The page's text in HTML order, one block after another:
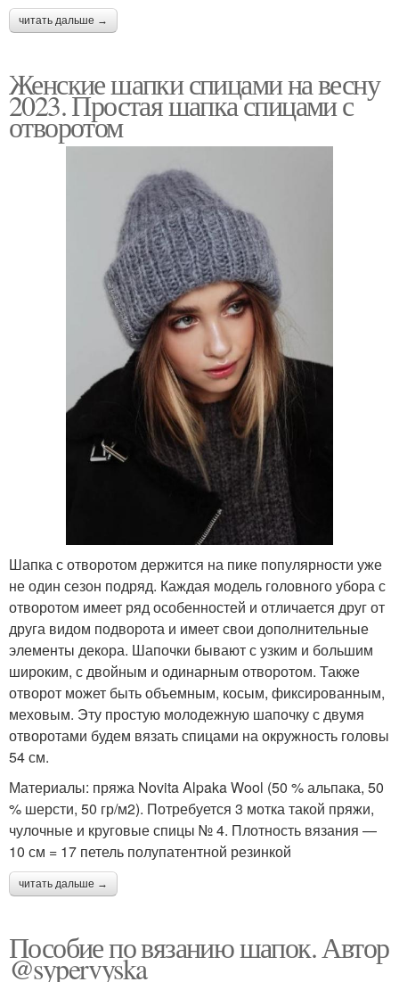
читать дальше →
Женские шапки спицами на весну
2023. Простая шапка спицами с
отворотом
Шапка с отворотом держится на пике популярности уже
не один сезон подряд. Каждая модель головного убора с
отворотом имеет ряд особенностей и отличается друг от
друга видом подворота и имеет свои дополнительные
элементы декора. Шапочки бывают с узким и большим
широким, с двойным и одинарным отворотом. Также
отворот может быть объемным, косым, фиксированным,
меховым. Эту простую молодежную шапочку с двумя
отворотами будем вязать спицами на окружность головы
54 см.
Материалы: пряжа Novita Alpaka Wool (50 % альпака, 50
% шерсти, 50 гр/м2). Потребуется 3 мотка такой пряжи,
чулочные и круговые спицы № 4. Плотность вязания —
10 см = 17 петель полупатентной резинкой
читать дальше →
Пособие по вязанию шапок. Автор
@sypervyska